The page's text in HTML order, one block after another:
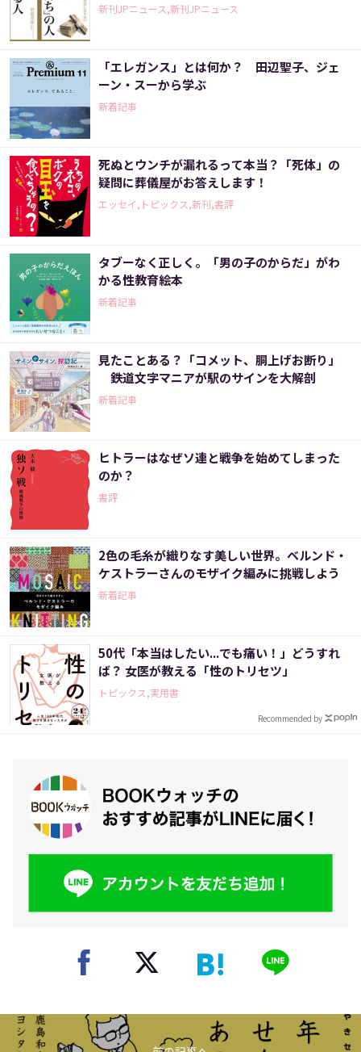
新刊JPニュース,新刊JPニュース
「エレガンス」とは何か？ 田辺聖子、ジェ
ーン・スーから学ぶ
新着記事
死ぬとウンチが漏れるって本当？「死体」の
疑問に葬儀屋がお答えします！
エッセイ,トピックス,新刊,書評
タブーなく正しく。「男の子のからだ」がわ
かる性教育絵本
新着記事
見たことある？「コメット、胴上げお断り」
鉄道文字マニアが駅のサインを大解剖
新着記事
ヒトラーはなぜソ連と戦争を始めてしまった
のか？
書評
2色の毛糸が織りなす美しい世界。ベルンド・
ケストラーさんのモザイク編みに挑戦しよう
新着記事
50代「本当はしたい...でも痛い！」どうすれ
ば？ 女医が教える「性のトリセツ」
トピックス,実用書
Recommended by